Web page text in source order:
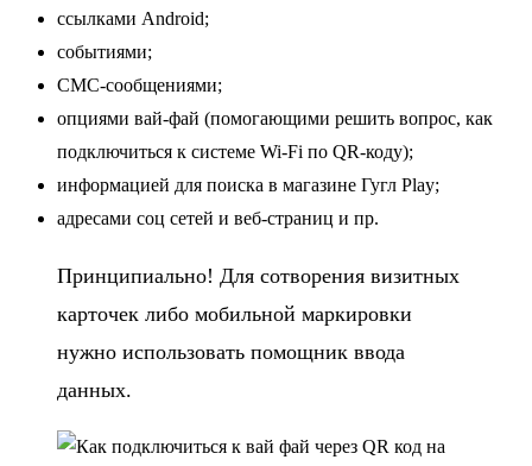
ссылками Android;
событиями;
СМС-сообщениями;
опциями вай-фай (помогающими решить вопрос, как
подключиться к системе Wi-Fi по QR-коду);
информацией для поиска в магазине Гугл Play;
адресами соц сетей и веб-страниц и пр.
Принципиально! Для сотворения визитных
карточек либо мобильной маркировки
нужно использовать помощник ввода
данных.